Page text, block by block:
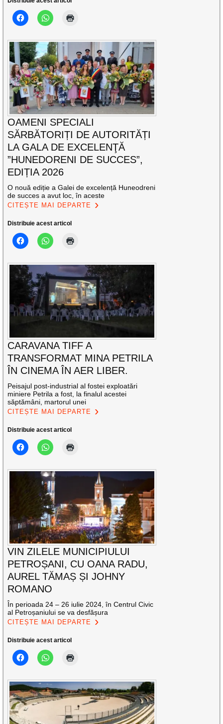
OAMENI SPECIALI
SĂRBĂTORIȚI DE AUTORITĂȚI
LA GALA DE EXCELENŢĂ
”HUNEDORENI DE SUCCES”,
EDIȚIA 2026
O nouă ediție a Galei de excelență Huneodreni
de succes a avut loc, în aceste
CITEȘTE MAI DEPARTE
Distribuie acest articol
CARAVANA TIFF A
TRANSFORMAT MINA PETRILA
ÎN CINEMA ÎN AER LIBER.
Peisajul post-industrial al fostei exploatări
miniere Petrila a fost, la finalul acestei
săptămâni, martorul unei
CITEȘTE MAI DEPARTE
Distribuie acest articol
VIN ZILELE MUNICIPIULUI
PETROȘANI, CU OANA RADU,
AUREL TĂMAȘ ȘI JOHNY
ROMANO
În perioada 24 – 26 iulie 2024, în Centrul Civic
al Petroșaniului se va desfășura
CITEȘTE MAI DEPARTE
Distribuie acest articol